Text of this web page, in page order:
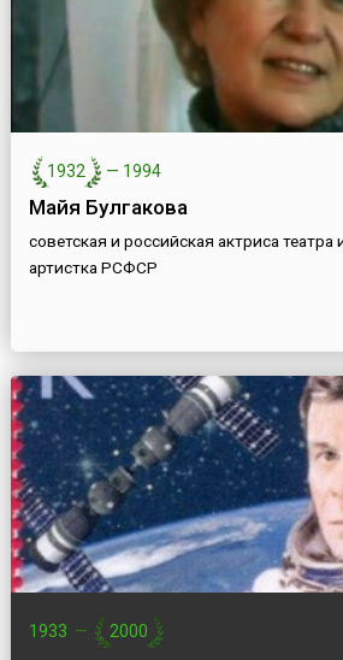
1932 — 1994
Майя Булгакова
советская и российская актриса
артистка РСФСР
1933 — 2000